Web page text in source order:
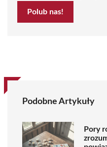
Polub nas!
Podobne Artykuły
Pory